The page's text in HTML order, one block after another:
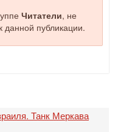
Читатели, не
данной публикации.
Танк Меркава